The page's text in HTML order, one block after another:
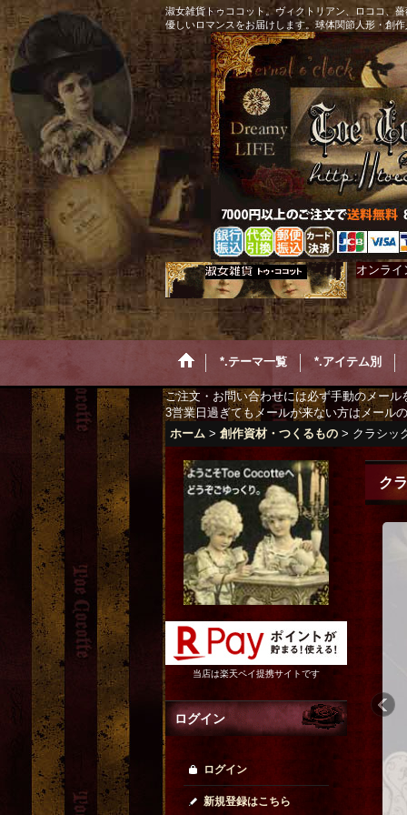
淑女雑貨トゥココット。ヴィクトリアン、ロココ、
優しいロマンスをお届けします。球体関節人形・創
オンライ
*.テーマ一覧 *.アイテム別
ご注文・お問い合わせには必ず手動のメール
3営業日過ぎてもメールが来ない方はメール
ホーム > 創作資材・つくるもの > クラシッ
当店は楽天ペイ提携サイトです
ログイン
ログイン
新規登録はこちら
ク